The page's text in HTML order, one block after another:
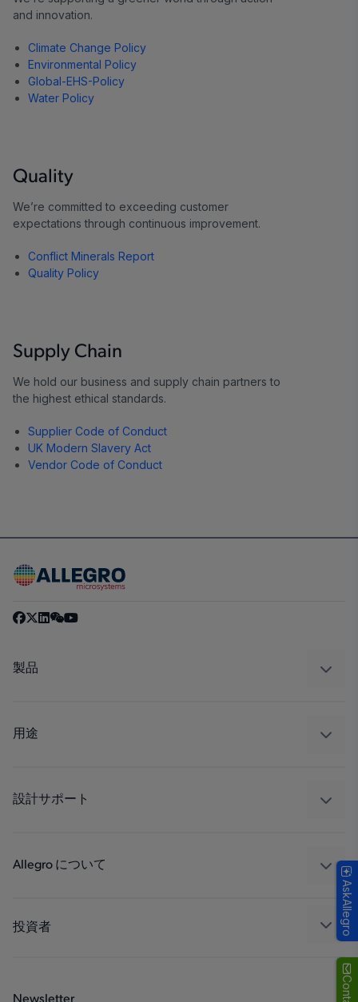
and innovation.
Climate Change Policy
Environmental Policy
Global-EHS-Policy
Water Policy
Quality
We’re committed to exceeding customer
expectations through continuous improvement.
Conflict Minerals Report
Quality Policy
Supply Chain
We hold our business and supply chain partners to
the highest ethical standards.
Supplier Code of Conduct
UK Modern Slavery Act
Vendor Code of Conduct
製品
レギュレート
用途
工業
設計サポート
パッケージング
Allegro について
キャリア
投資者
Newsletter
AskAllegro